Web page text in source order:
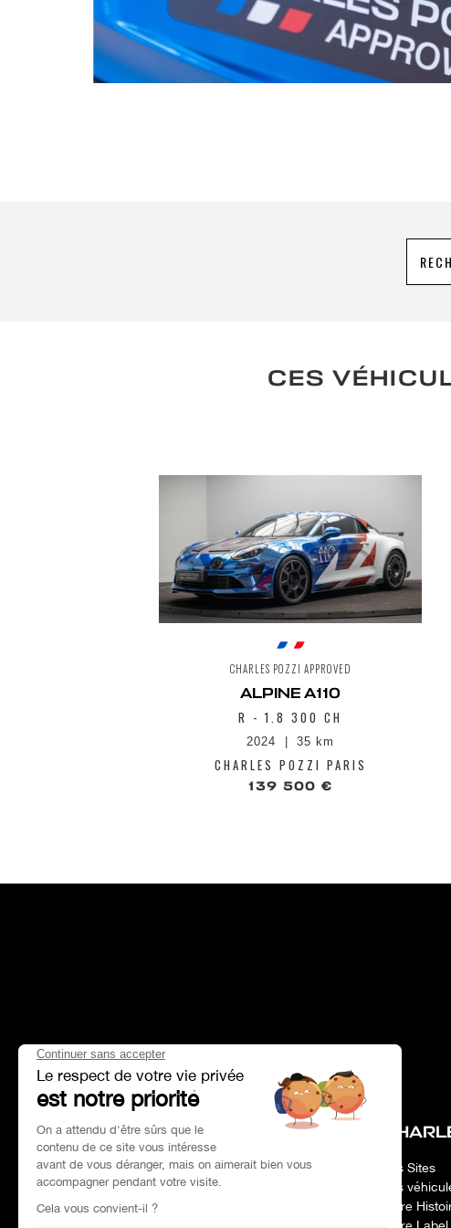
CES
CHARLES POZZI APPROVED
ALPINE A110
R - 1.8 300 CH
2024 35 km
CHARLES POZZI PARIS
139 500 €
HEAD OFFICE
Adresse : Paris 75017
Tél :01 47 39 96 50
Horaires :
Nos Sites
Nos
Notre